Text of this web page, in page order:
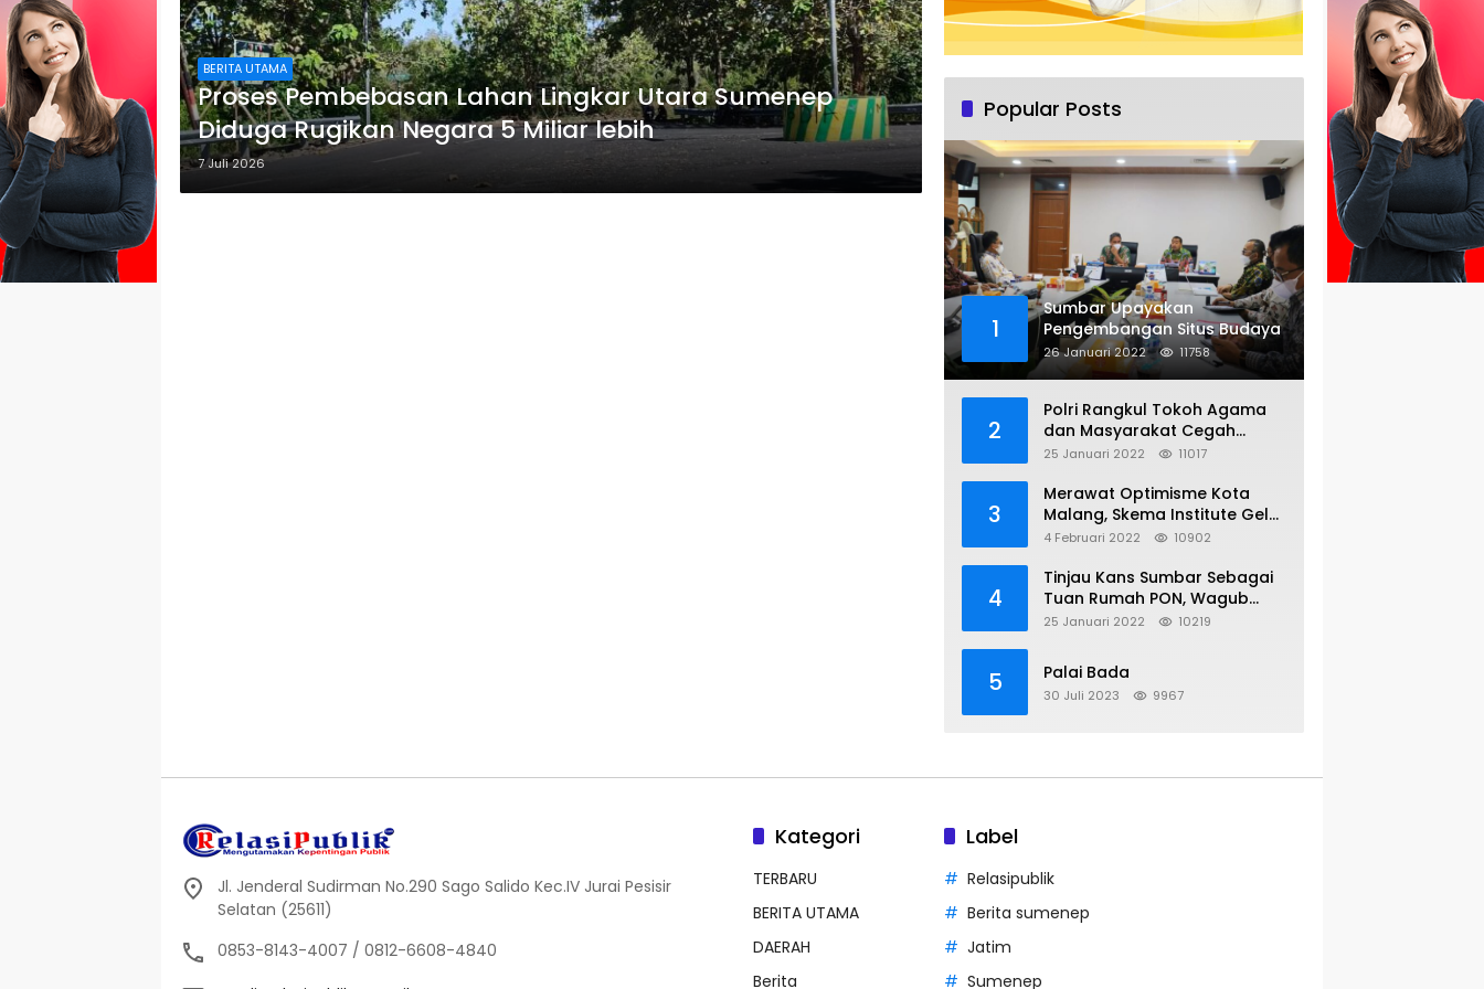
BERITA UTAMA
Proses Pembebasan Lahan Lingkar Utara Sumenep
Diduga Rugikan Negara 5 Miliar lebih
7 Juli 2026
Popular Posts
1
Sumbar Upayakan
Pengembangan Situs Budaya
26 Januari 2022 11758
2
Polri Rangkul Tokoh Agama
dan Masyarakat Cegah
Bentrok Susulan di Sorong
25 Januari 2022 11017
3
Merawat Optimisme Kota
Malang, Skema Institute Gelar
Diskusi Kolaboratif
4 Februari 2022 10902
4
Tinjau Kans Sumbar Sebagai
Tuan Rumah PON, Wagub
Sambangi KONI Pusat
25 Januari 2022 10219
5 Palai Bada
30 Juli 2023 9967
Jl. Jenderal Sudirman No.290 Sago Salido Kec.IV Jurai Pesisir
Selatan (25611)
0853-8143-4007 / 0812-6608-4840
Kategori
TERBARU
BERITA UTAMA
DAERAH
Berita
Label
Relasipublik
Berita sumenep
Jatim
Sumenep